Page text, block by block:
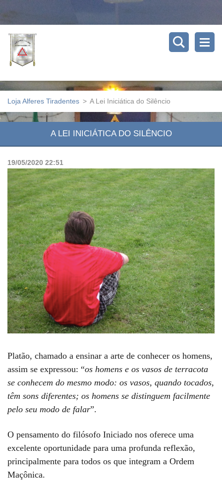
Loja Alferes Tiradentes > A Lei Iniciática do Silêncio
A LEI INICIÁTICA DO SILÊNCIO
19/05/2020 22:51
Platão, chamado a ensinar a arte de conhecer os homens,
assim se expressou: “os homens e os vasos de terracota
se conhecem do mesmo modo: os vasos, quando tocados,
têm sons diferentes; os homens se distinguem facilmente
pelo seu modo de falar”.
O pensamento do filósofo Iniciado nos oferece uma
excelente oportunidade para uma profunda reflexão,
principalmente para todos os que integram a Ordem
Maçônica.